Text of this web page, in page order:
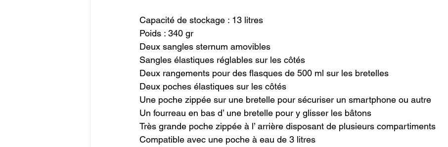
Capacité de stockage : 13 litres
Poids : 340 gr
Deux sangles sternum amovibles
Sangles élastiques réglables sur les côtés
Deux rangements pour des flasques de 500 ml sur les bretelles
Deux poches élastiques sur les côtés
Une poche zippée sur une bretelle pour sécuriser un smartphone ou autre
Un fourreau en bas d’ une bretelle pour y glisser les bâtons
Très grande poche zippée à l’ arrière disposant de plusieurs compartiments
Compatible avec une poche à eau de 3 litres